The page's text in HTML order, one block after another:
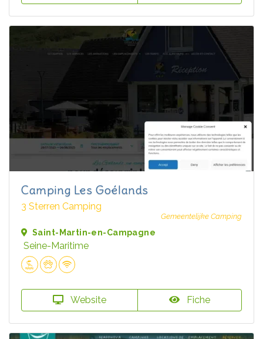
Camping Les Goélands
3 Sterren Camping
Gemeentelijke Camping
Saint-Martin-en-Campagne
Seine-Maritime
Website Fiche